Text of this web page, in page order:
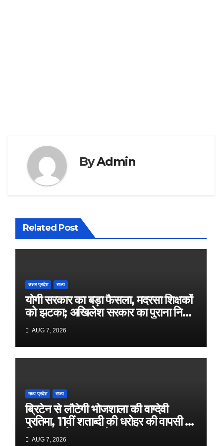
ByAdmin
Related Post
उत्तर प्रदेश राज्य
योगी सरकार का बड़ा फैसला, मदरसा शिक्षकों
को झटका; अखिलेश सरकार का पुराना निर्णय
पलटा
AUG 7, 2026
मध्य प्रदेश राज्य
ब्रिटेन से लौटेगी भोजशाला की वाग्देवी
प्रतिमा, 11वीं शताब्दी की धरोहर की वापसी के
लिए भारत के प्रयास तेज
AUG 7, 2026